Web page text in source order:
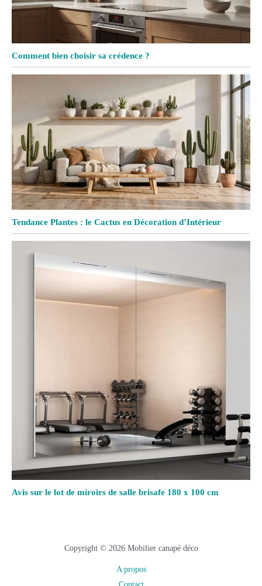
Comment bien choisir sa crédence ?
Tendance Plantes : le Cactus en Décoration d’Intérieur
Avis sur le lot de miroirs de salle brisafe 180 x 100 cm
Copyright © 2026 Mobilier canapé déco
A propos